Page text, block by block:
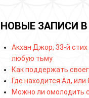
НОВЫЕ ЗАПИСИ В
Акхан Джор, 33-й
любую тьму
Как поддержать
Где находится Ад, или
Можно ли омолодить